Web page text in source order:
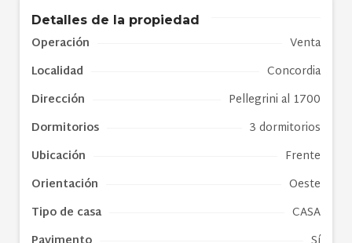
Detalles de la propiedad
Operación
Venta
Localidad
Concordia
Dirección
Pellegrini al 1700
Dormitorios
3 dormitorios
Ubicación
Frente
Orientación
Oeste
Tipo de casa
CASA